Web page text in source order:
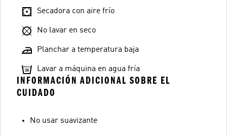
Secadora con aire frío
No lavar en seco
Planchar a temperatura baja
Lavar a máquina en agua fría
INFORMACIÓN ADICIONAL SOBRE EL
CUIDADO
No usar suavizante